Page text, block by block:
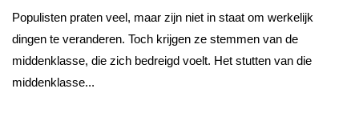
Populisten praten veel, maar zijn niet in staat om werkelijk
dingen te veranderen. Toch krijgen ze stemmen van de
middenklasse, die zich bedreigd voelt. Het stutten van die
middenklasse...